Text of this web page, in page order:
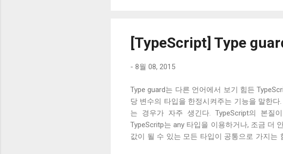
[TypeScript] Type
- 8월 08, 2015
Type guard는 다른 언어에서 보기 힘든
당 변수의 타입을 한정시켜주는 기능을 말한
는 경우가 자주 생긴다. TypeScript의 본질
TypeScritp는 any 타입을 이용하거나, 조금 더
값이 될 수 있는 모든 타입이 공통으로 가지는